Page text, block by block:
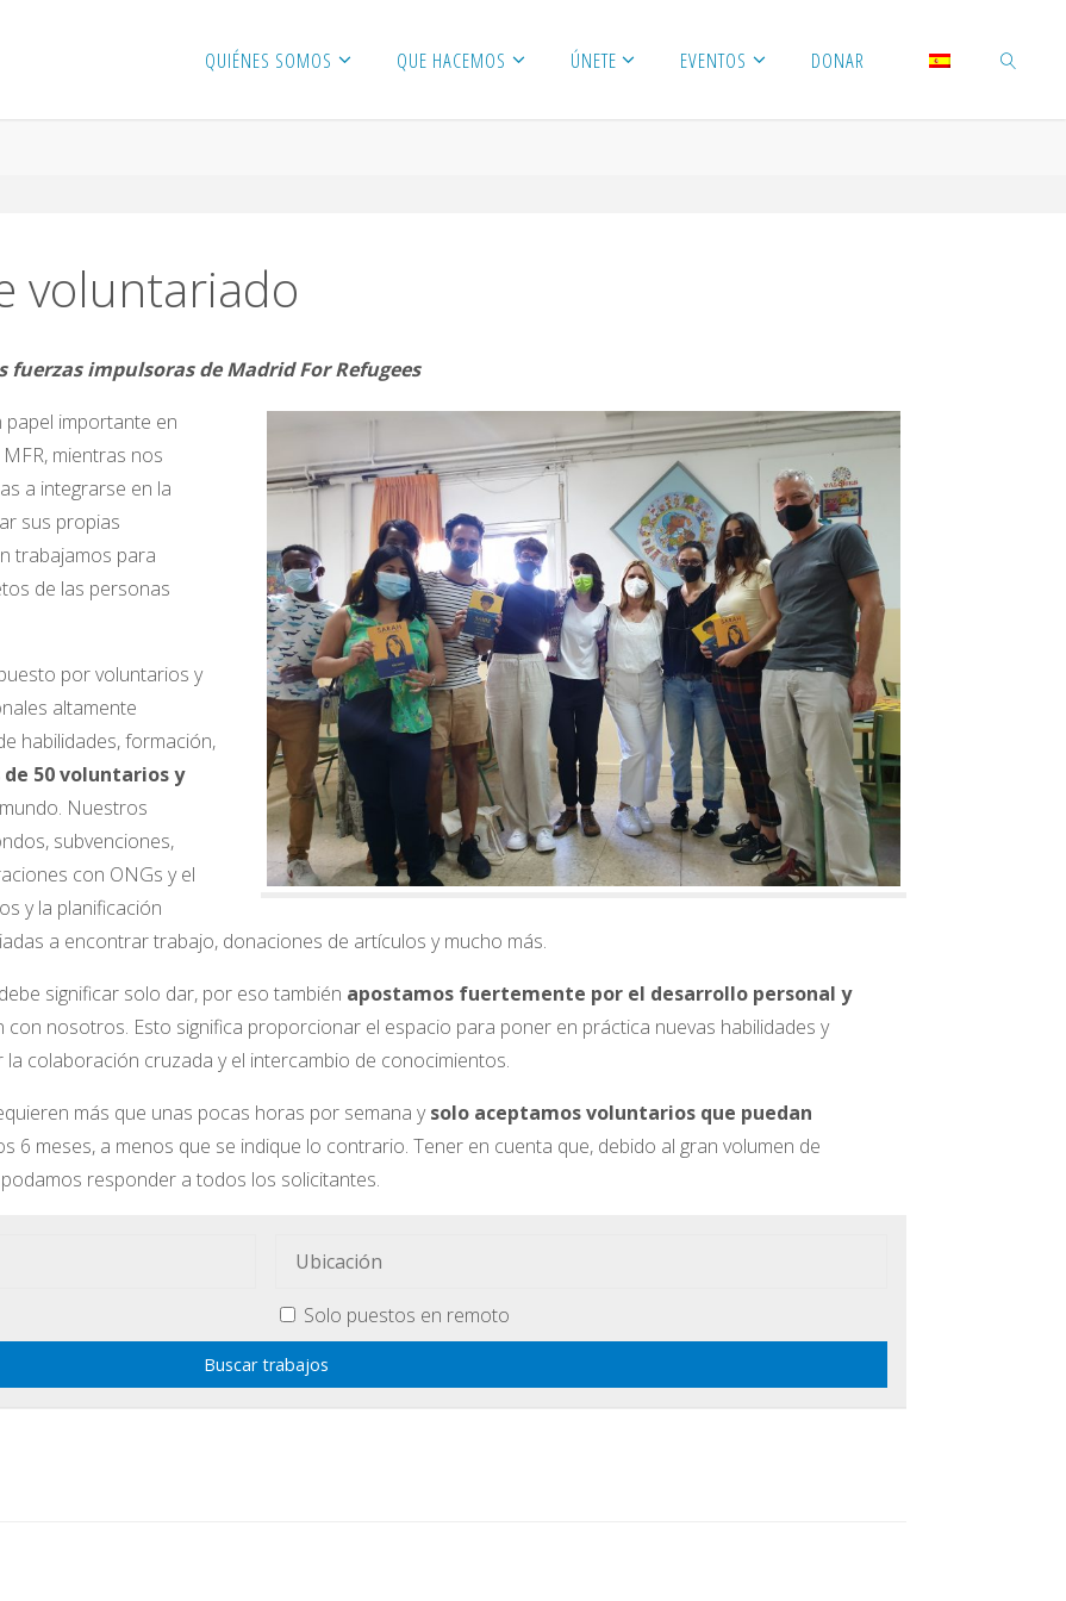
QUIÉNES SOMOS QUE HACEMOS ÚNETE EVENTOS DONAR
voluntariado
impulsoras de Madrid For Refugees
importante en
mientras nos
a integrarse en la
sus propias
trabajamos para
de las personas
por voluntarios y
altamente
habilidades, formación,
de 50 voluntarios y
Nuestros
subvenciones,
con ONGs y el
y la planificación
a encontrar trabajo, donaciones de artículos y mucho más.
significar solo dar, por eso también apostamos fuertemente por el desarrollo personal y
nosotros. Esto significa proporcionar el espacio para poner en práctica nuevas habilidades y
colaboración cruzada y el intercambio de conocimientos.
más que unas pocas horas por semana ysolo aceptamos voluntarios que puedan
6 meses, a menos que se indique lo contrario. Tener en cuenta que, debido al gran volumen de
responder a todos los solicitantes.
Solo puestos en remoto